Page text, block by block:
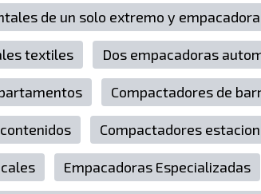
de un solo extremo y
textiles Dos empacadoras
Compactadores de
Compactadores
Empacadoras Especializadas